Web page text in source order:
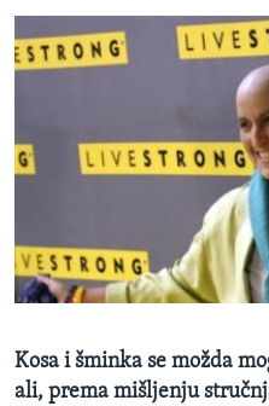
SVIJET
KORUPCIJA
SLOBODA MEDIJA
IZBJEGLIČKA STRANA
O GLASU AMERIKE
PRATITE NAS
Kosa i šminka se možda
ali, prema mišljenju